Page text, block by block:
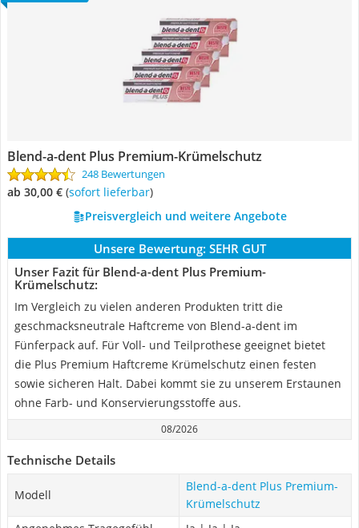
Blend-a-dent Plus Premium-Krümelschutz
248 Bewertungen
ab 30,00 € ( Sofort lieferbar)
Preisvergleich und weitere Angebote
Unsere Bewertung: SEHR GUT
Unser Fazit für Blend-a-dent Plus Premium-
Krümelschutz:
Im Vergleich zu vielen anderen Produkten tritt die
geschmacksneutrale Haftcreme von Blend-a-dent im
Fünferpack auf. Für Voll- und Teilprothese geeignet bietet
die Plus Premium Haftcreme Krümelschutz einen festen
sowie sicheren Halt. Dabei kommt sie zu unserem Erstaunen
ohne Farb- und Konservierungsstoffe aus.
08/2026
Technische Details
Modell
Blend-a-dent Plus Premium-
Krümelschutz